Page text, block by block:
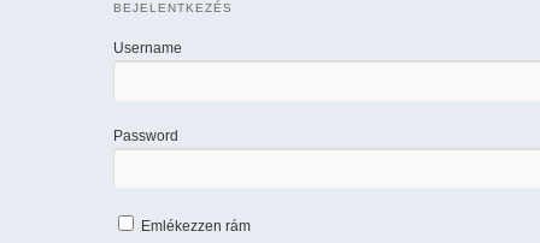
BEJELENTKEZÉS
Username
Password
Emlékezzen rám